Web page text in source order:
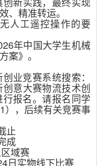
、精准转运。
人工遥控操作的要
年中国大学生机械
案》。
业竞赛系统搜索：
创意大赛物流技术创
行报名。请报名同学
），后续有关竞赛事
止
成
域赛
日实物线下比赛